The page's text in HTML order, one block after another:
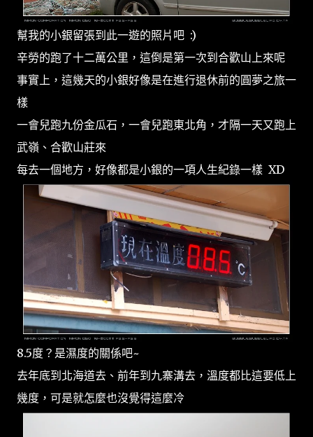
幫我的小銀留張到此一遊的照片吧 :)
辛勞的跑了十二萬公里，這倒是第一次到合歡山上來呢
事實上，這幾天的小銀好像是在進行退休前的圓夢之旅一
樣
一會兒跑九份金瓜石，一會兒跑東北角，才隔一天又跑上
武嶺、合歡山莊來
每去一個地方，好像都是小銀的一項人生紀錄一樣 XD
8.5度？是濕度的關係吧~
去年底到北海道去、前年到九寨溝去，溫度都比這要低上
幾度，可是就怎麼也沒覺得這麼冷